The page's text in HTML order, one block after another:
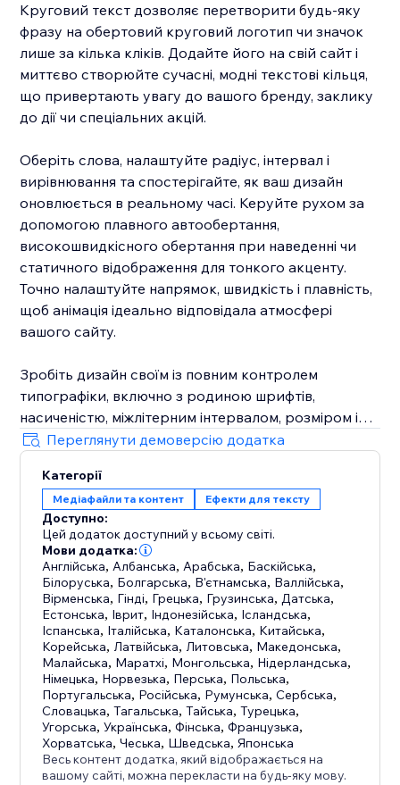
Круговий текст дозволяє перетворити будь-яку
фразу на обертовий круговий логотип чи значок
лише за кілька кліків. Додайте його на свій сайт і
миттєво створюйте сучасні, модні текстові кільця,
що привертають увагу до вашого бренду, заклику
до дії чи спеціальних акцій.
Оберіть слова, налаштуйте радіус, інтервал і
вирівнювання та спостерігайте, як ваш дизайн
оновлюється в реальному часі. Керуйте рухом за
допомогою плавного автообертання,
високошвидкісного обертання при наведенні чи
статичного відображення для тонкого акценту.
Точно налаштуйте напрямок, швидкість і плавність,
щоб анімація ідеально відповідала атмосфері
вашого сайту.
Зробіть дизайн своїм із повним контролем
типографіки, включно з родиною шрифтів,
насиченістю, міжлітерним інтервалом, розміром і
кольором тексту, а також підтримкою прозорого
та графічного тла. Використовуйте Круговий
текст, щоб виділити головні заголовки, підписати
галереї, створити динамічні печатки для
пропозицій чи додати мінімалістичні мікровзаємодії
на ваших сторінках. Працює бездоганно в
редакторі, тож ви можете проєктувати швидше,
зберігати все у фірмовому стилі та публікувати
відточені інтерактивні макети без коду.
Переглянути демоверсію додатка
Категорії
Медіафайли та контент Ефекти для тексту
Доступно:
Цей додаток доступний у всьому світі.
Мови додатка:
Англійська, Албанська, Арабська, Баскійська,
Білоруська, Болгарська, В'єтнамська, Валлійська,
Вірменська, Гінді, Грецька, Грузинська, Датська,
Естонська, Іврит, Індонезійська, Ісландська,
Іспанська, Італійська, Каталонська, Китайська,
Корейська, Латвійська, Литовська, Македонська,
Малайська, Маратхі, Монгольська, Нідерландська,
Німецька, Норвезька, Перська, Польська,
Португальська, Російська, Румунська,Сербська,
Словацька,Тагальська,Тайська,Турецька,
Угорська,Українська,Фінська,Французька,
Хорватська,Чеська, Шведська,Японська
Весь контент додатка, який відображається на
вашому сайті, можна перекласти на будь-яку мову.